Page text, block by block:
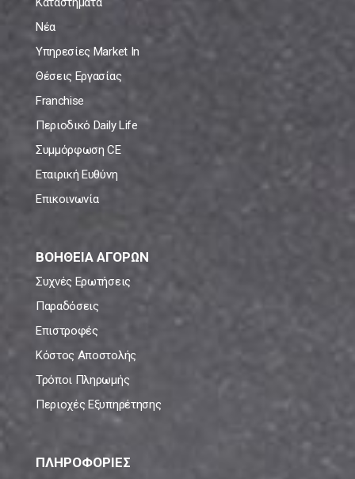
Νέα
Υπηρεσίες Market In
Θέσεις Εργασίας
Franchise
Περιοδικό Daily Life
Συμμόρφωση CE
Εταιρική Ευθύνη
Επικοινωνία
ΒΟΗΘΕΙΑ ΑΓΟΡΩΝ
Συχνές Ερωτήσεις
Παραδόσεις
Επιστροφές
Κόστος Αποστολής
Τρόποι Πληρωμής
Περιοχές Εξυπηρέτησης
ΠΛΗΡΟΦΟΡΙΕΣ